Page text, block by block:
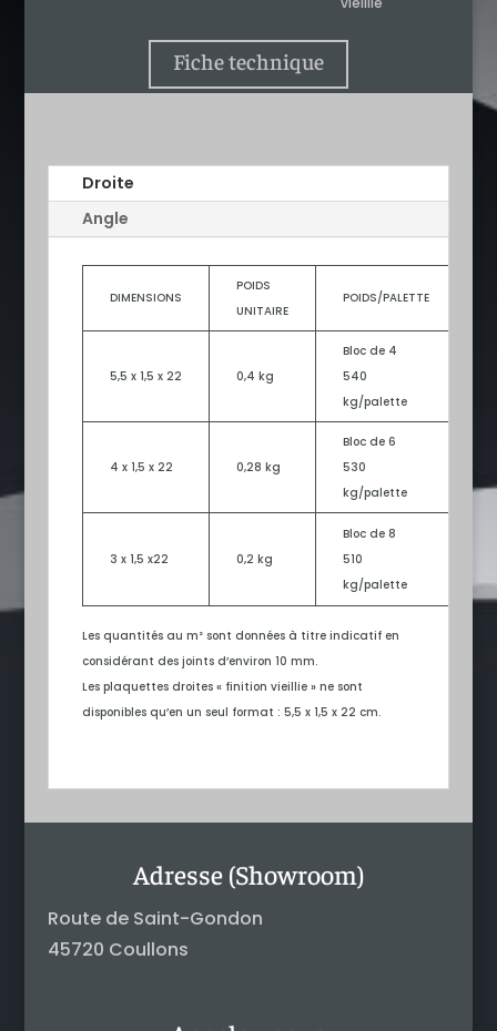
Fiche technique
Droite
Angle
DIMENSIONS
POIDS
UNITAIRE
POIDS/PALETTE
5,5 x 1,5 x 22 0,4 kg
Bloc de 4
540
kg/palette
4 x 1,5 x 22 0,28 kg
Bloc de 6
530
kg/palette
3 x 1,5 x22 0,2 kg
Bloc de 8
510
kg/palette
Les quantités au m² sont données à titre indicatif en
considérant des joints d’environ 10 mm.
Les plaquettes droites « finition vieillie » ne sont
disponibles qu’en un seul format : 5,5 x 1,5 x 22 cm.
Adresse (Showroom)
Route de Saint-Gondon
45720 Coullons